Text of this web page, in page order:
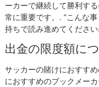
ーカーで継続して勝利す
常に重要です。. “こんな
持ちで読み進めてくださ
出金の限度額に
サッカーの賭けにおすす
におすすめのブックメー